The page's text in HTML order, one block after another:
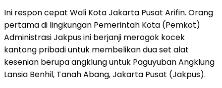
Ini respon cepat Wali Kota Jakarta Pusat Arifin. Orang
pertama di lingkungan Pemerintah Kota (Pemkot)
Administrasi Jakpus ini berjanji merogok kocek
kantong pribadi untuk membelikan dua set alat
kesenian berupa angklung untuk Paguyuban Angklung
Lansia Benhil, Tanah Abang, Jakarta Pusat (Jakpus).